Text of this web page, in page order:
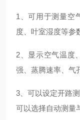
1、可用于测量空
度、叶室湿度等参
2、显示空气温度
强、蒸腾速率、气
3、可以设定开路
可以选择自动测量